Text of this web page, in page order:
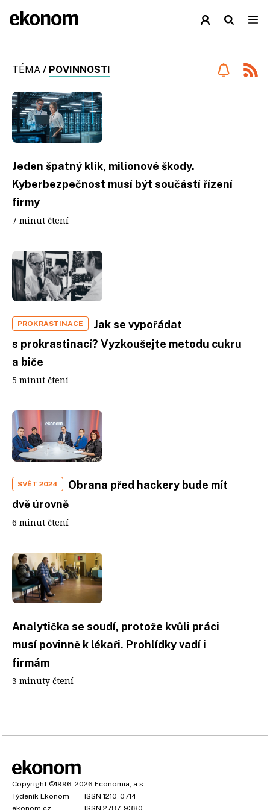
TÉMA / POVINNOSTI
Jeden špatný klik, milionové škody.
Kyberbezpečnost musí být součástí řízení
firmy
7 minut čtení
PROKRASTINACE
Jak se vypořádat
s prokrastinací? Vyzkoušejte metodu cukru
a biče
5 minut čtení
SVĚT 2024
Obrana před hackery bude mít
dvě úrovně
6 minut čtení
Analytička se soudí, protože kvůli práci
musí povinně k lékaři. Prohlídky vadí i
firmám
3 minuty čtení
Copyright ©1996-2026 Economia, a.s.
Týdeník Ekonom
ISSN 1210-0714
ekonom.cz
ISSN 2787-9380